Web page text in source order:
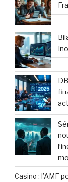
Casino : l’AMF